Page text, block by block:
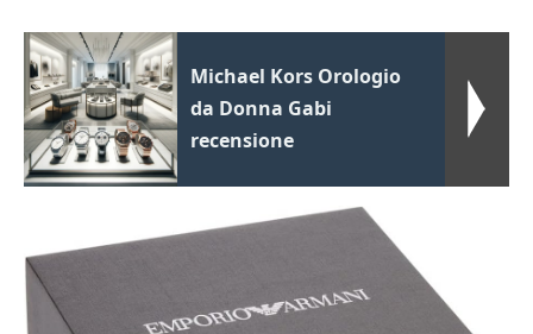
Michael Kors Orologio
da Donna Gabi
recensione